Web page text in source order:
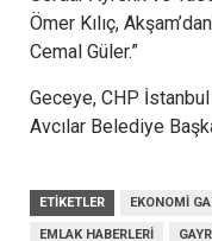
Ömer Kılıç,
Cemal Güler.”
Geceye, CHP
Avcılar Belediye
ETIKETLER EKONOMI
EMLAK HABERLERI